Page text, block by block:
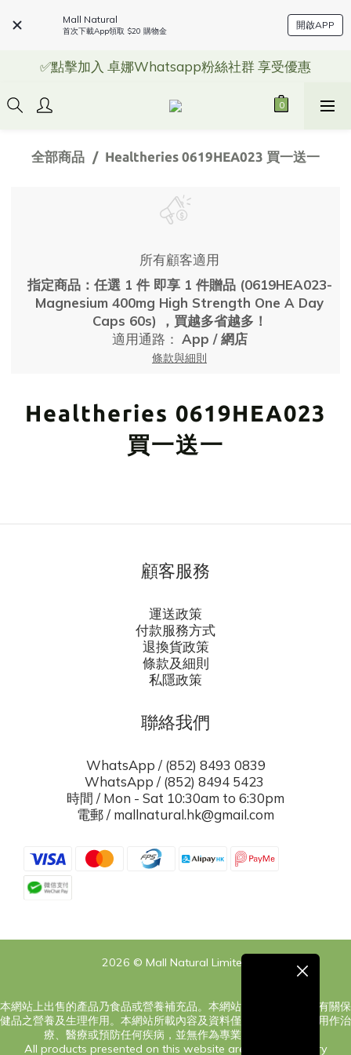
Mall Natural
首次下載App領取 $20 購物金
開啟APP
✅點擊加入 卓娜Whatsapp粉絲社群 享受優惠
全部商品 Healtheries 0619HEA023 買一送一
所有顧客適用
指定商品：任選 1 件 即享 1 件贈品 (0619HEA023-
Magnesium 400mg High Strength One A Day
Caps 60s) ，買越多省越多！
適用通路： App / 網店
條款與細則
Healtheries 0619HEA023
買一送一
顧客服務
運送政策
付款服務方式
退換貨政策
條款及細則
私隱政策
聯絡我們
WhatsApp / (852) 8493 0839
WhatsApp / (852) 8494 5423
時間 / Mon - Sat 10:30am to 6:30pm
電郵 / mallnatural.hk@gmail.com
2026 © Mall Natural Limited
本網站上出售的產品乃食品或營養補充品。本網站之內容旨在告知有關保
健品之營養及生理作用。本網站所載內容及資料僅供參考，絕對非用作治
療、醫療或預防任何疾病，並無作為專業意見之意圖。
All products presented on this website are food or dietary